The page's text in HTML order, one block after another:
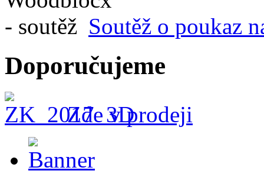
Soutěž o poukaz
Doporučujeme
Zde v prodeji